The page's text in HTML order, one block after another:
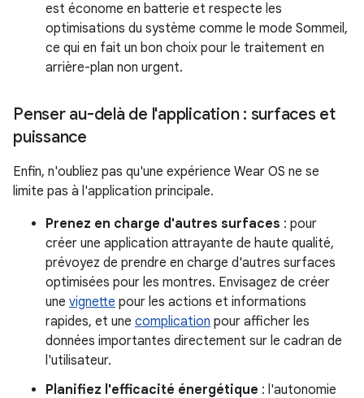
est économe en batterie et respecte les
optimisations du système comme le mode Sommeil,
ce qui en fait un bon choix pour le traitement en
arrière-plan non urgent.
Penser au-delà de l'application : surfaces et
puissance
Enfin, n'oubliez pas qu'une expérience Wear OS ne se
limite pas à l'application principale.
Prenez en charge d'autres surfaces : pour
créer une application attrayante de haute qualité,
prévoyez de prendre en charge d'autres surfaces
optimisées pour les montres. Envisagez de créer
une vignette pour les actions et informations
rapides, et une complication pour afficher les
données importantes directement sur le cadran de
l'utilisateur.
Planifiez l'efficacité énergétique : l'autonomie